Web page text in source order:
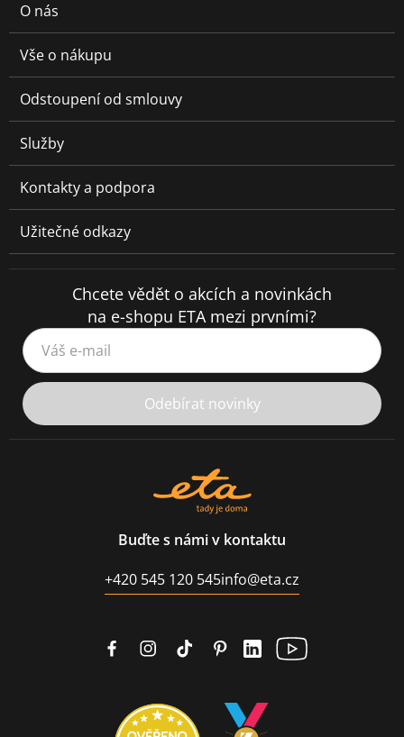
O nás
Vše o nákupu
Odstoupení od smlouvy
Služby
Kontakty a podpora
Užitečné odkazy
Chcete vědět o akcích a novinkách
na e-shopu ETA mezi prvními?
Váš e-mail
Odebírat novinky
Buďte s námi v kontaktu
+420 545 120 545info@eta.cz